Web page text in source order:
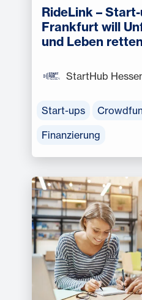
RideLink –
Frankfurt will
und Leben
StartHub
Start-ups
Finanzierung